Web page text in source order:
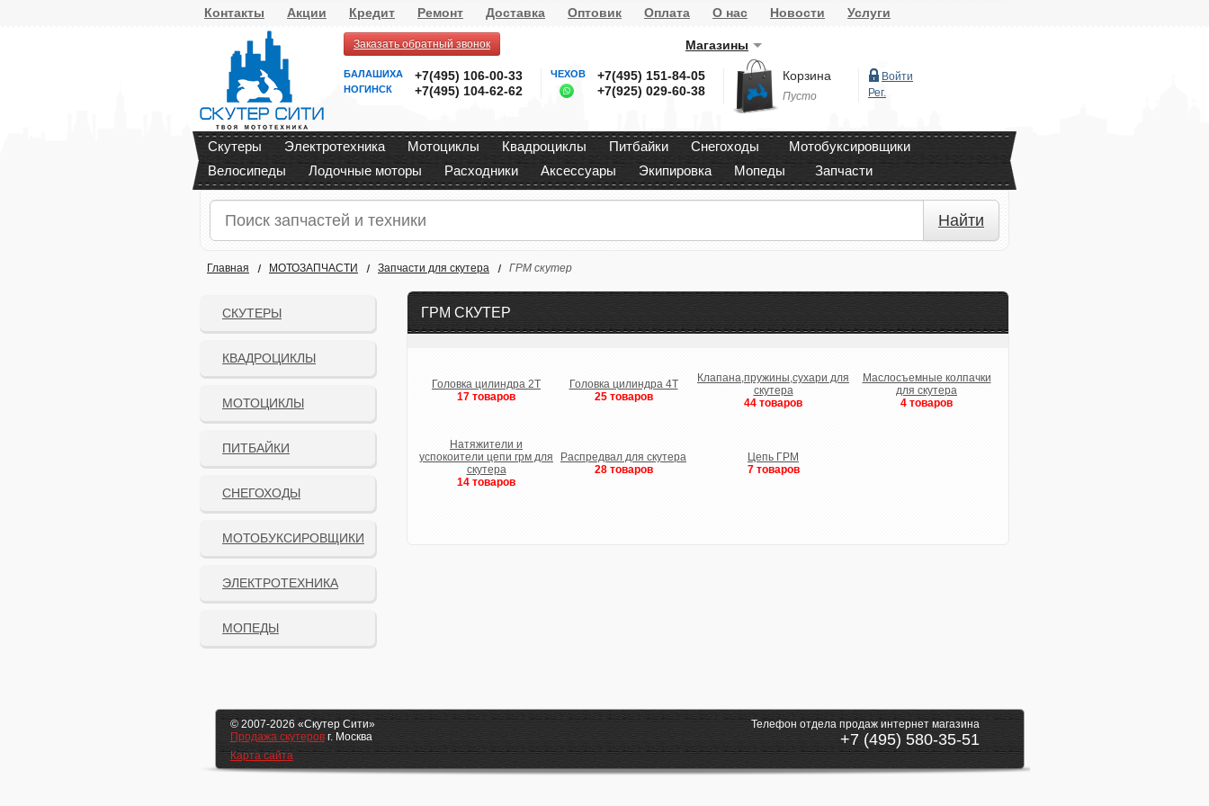
Контакты Акции Кредит Ремонт Доставка Оптовик Оплата О нас Новости Услуги
Заказать обратный звонок Магазины
БАЛАШИХА +7(495) 106-00-33
НОГИНСК +7(495) 104-62-62
ЧЕХОВ
+7(495) 151-84-05
+7(925) 029-60-38
Корзина
Пусто
Войти
Рег.
Скутеры Электротехника Мотоциклы Квадроциклы Питбайки Снегоходы
Мотобуксировщики
Велосипеды
Лодочные моторы Расходники Аксессуары Экипировка Мопеды Запчасти
Найти
Главная МОТОЗАПЧАСТИ Запчасти для скутера ГРМ скутер
СКУТЕРЫ
КВАДРОЦИКЛЫ
МОТОЦИКЛЫ
ПИТБАЙКИ
СНЕГОХОДЫ
МОТОБУКСИРОВЩИКИ
ЭЛЕКТРОТЕХНИКА
МОПЕДЫ
ГРМ СКУТЕР
Головка цилиндра 2T
17 товаров
Головка цилиндра 4T
25 товаров
Клапана,пружины,сухари для
скутера
44 товаров
Маслосъемные колпачки
для скутера
4 товаров
Натяжители и
успокоители цепи грм для
скутера
14 товаров
Распредвал для скутера
28 товаров
Цепь ГРМ
7 товаров
© 2007-2026 «Скутер Сити»
Продажа скутеровг. Москва
Телефон отдела продаж интернет магазина
+7 (495) 580-35-51
Карта сайта